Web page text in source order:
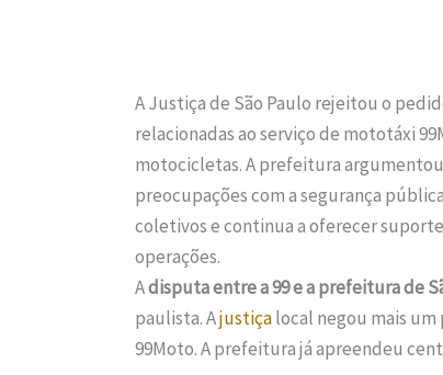
A Justiça de São Paulo rejeitou o
relacionadas ao serviço de mototáxi
motocicletas. A prefeitura
preocupações com a segurança
coletivos e continua a oferecer
operações.
Adisputa entre a 99 e a prefeitura de
paulista. Ajustiçalocal negou mais
99Moto. A prefeitura já apreendeu